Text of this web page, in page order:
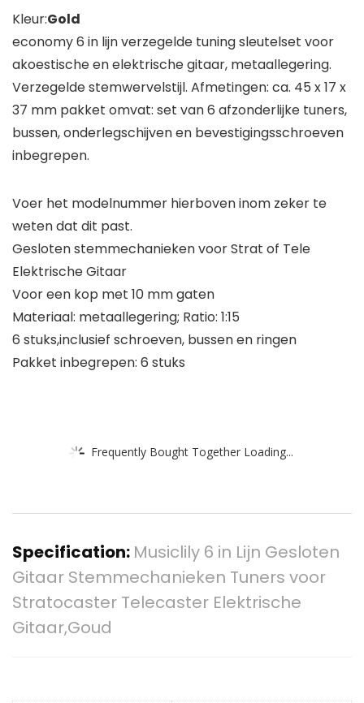
Kleur:Gold
economy 6 in lijn verzegelde tuning sleutelset voor
akoestische en elektrische gitaar, metaallegering.
Verzegelde stemwervelstijl. Afmetingen: ca. 45 x 17 x
37 mm pakket omvat: set van 6 afzonderlijke tuners,
bussen, onderlegschijven en bevestigingsschroeven
inbegrepen.
Voer het modelnummer hierboven inom zeker te
weten dat dit past.
Gesloten stemmechanieken voor Strat of Tele
Elektrische Gitaar
Voor een kop met 10 mm gaten
Materiaal: metaallegering; Ratio: 1:15
6 stuks,inclusief schroeven, bussen en ringen
Pakket inbegrepen: 6 stuks
Frequently Bought Together Loading...
Specification: Musiclily 6 in Lijn Gesloten
Gitaar Stemmechanieken Tuners voor
Stratocaster Telecaster Elektrische
Gitaar,Goud